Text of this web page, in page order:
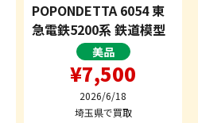
POPONDETTA 6054 東
急電鉄5200系 鉄道模型
美品
¥7,500
2026/6/18
埼玉県で買取